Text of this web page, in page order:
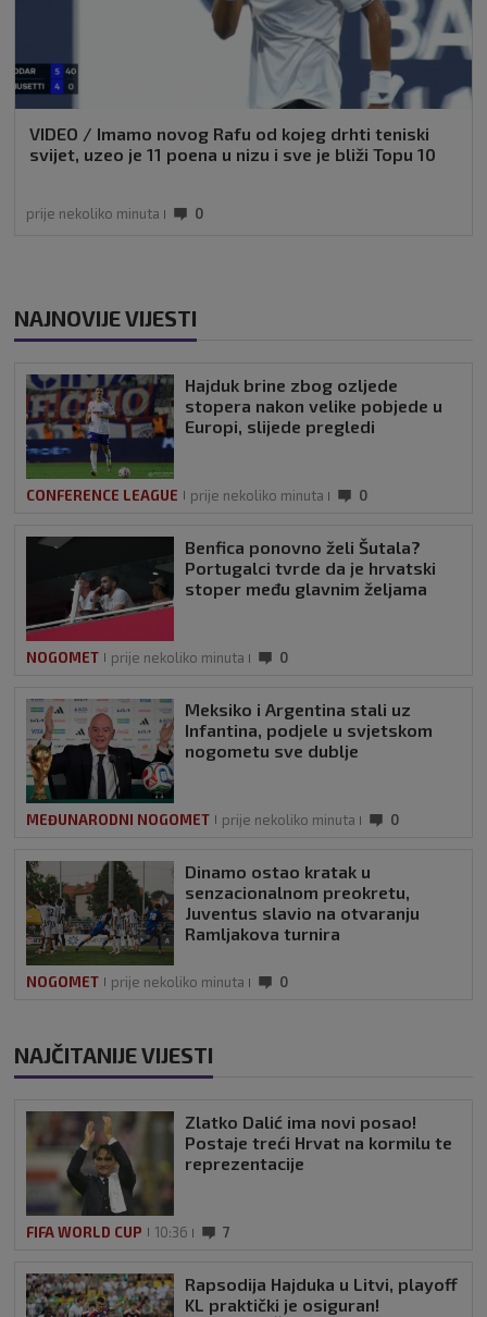
VIDEO / Imamo novog Rafu od kojeg drhti teniski
svijet, uzeo je 11 poena u nizu i sve je bliži Topu 10
prije nekoliko minuta 0
NAJNOVIJE VIJESTI
Hajduk brine zbog ozljede
stopera nakon velike pobjede u
Europi, slijede pregledi
CONFERENCE LEAGUE prije nekoliko minuta 0
Benfica ponovno želi Šutala?
Portugalci tvrde da je hrvatski
stoper među glavnim željama
NOGOMET prije nekoliko minuta 0
Meksiko i Argentina stali uz
Infantina, podjele u svjetskom
nogometu sve dublje
MEĐUNARODNI NOGOMET prije nekoliko minuta 0
Dinamo ostao kratak u
senzacionalnom preokretu,
Juventus slavio na otvaranju
Ramljakova turnira
NOGOMET prije nekoliko minuta 0
NAJČITANIJE VIJESTI
Zlatko Dalić ima novi posao!
Postaje treći Hrvat na kormilu te
reprezentacije
FIFA WORLD CUP 10:36 7
Rapsodija Hajduka u Litvi, playoff
KL praktički je osiguran!